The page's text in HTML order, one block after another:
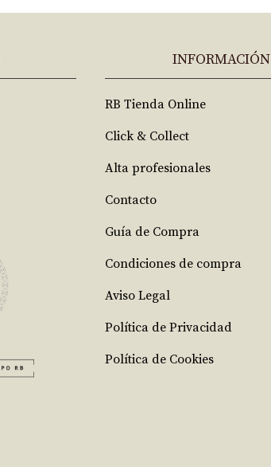
INFORMACIÓN
RB Tienda Online
Click & Collect
Alta profesionales
Contacto
Guía de Compra
Condiciones de compra
Aviso Legal
Política de Privacidad
Política de Cookies